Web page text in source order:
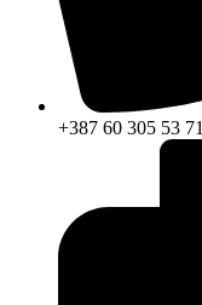
+387 60 305 53 71